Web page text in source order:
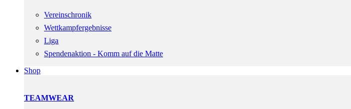
Vereinschronik
Wettkampfergebnisse
Liga
Spendenaktion - Komm auf die Matte
Shop
TEAMWEAR